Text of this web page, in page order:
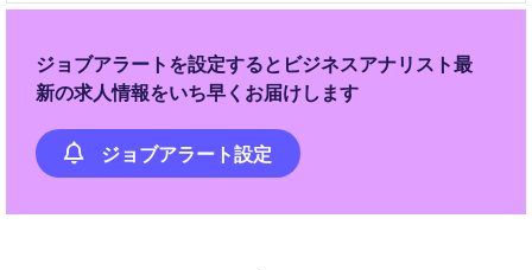
ジョブアラートを設定するとビジネスアナリスト最
新の求人情報をいち早くお届けします
ジョブアラート設定